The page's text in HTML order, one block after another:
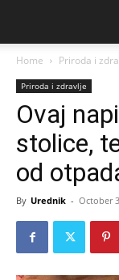
Home Priroda i
Priroda i zdravlje
Ovaj
stolice,
od
By Urednik - October